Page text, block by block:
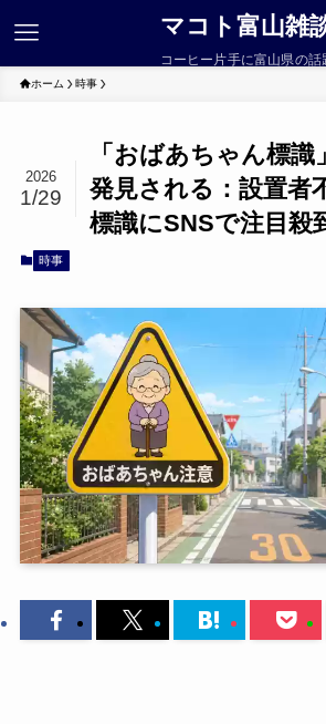
マコト富山雑
コーヒー片手に富山県の話
ホーム 時事
「おばあちゃん標
発見される：設置者
標識にSNSで注目殺
2026
1/29
時事